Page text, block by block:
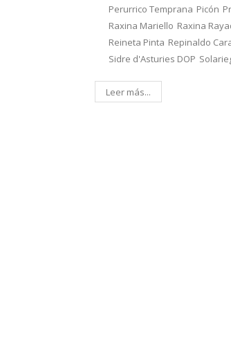
Perurrico Temprana Picón
Raxina Mariello Raxina
Reineta Pinta Repinaldo
Sidre d'Asturies DOP
Leer más...